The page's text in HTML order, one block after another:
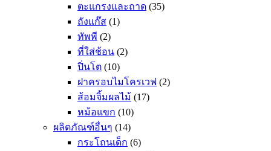
ตะแกรงและถาด (35)
ถังแก๊ส (1)
ทัพพี (2)
ที่ใส่ช้อน (2)
ปิ่นโต (10)
ฝาครอบไมโครเวฟ (2)
ส้อมจิ้มผลไม้ (17)
หม้อแขก (10)
ผลิตภัณฑ์อื่นๆ (14)
กระโถนเด็ก (6)